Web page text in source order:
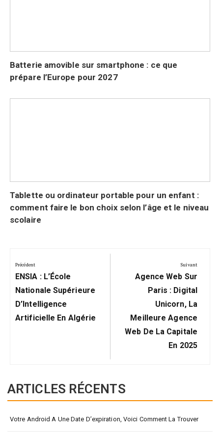
Batterie amovible sur smartphone : ce que
prépare l’Europe pour 2027
Tablette ou ordinateur portable pour un enfant :
comment faire le bon choix selon l’âge et le niveau
scolaire
de
l’article
Précédent
Précédent:
ENSIA : L’École
Nationale Supérieure
D’Intelligence
Artificielle En Algérie
Suivant
Suivant:
Agence Web Sur
Paris : Digital
Unicorn, La
Meilleure Agence
Web De La Capitale
En 2025
ARTICLES RÉCENTS
Votre Android A Une Date D’expiration, Voici Comment La Trouver